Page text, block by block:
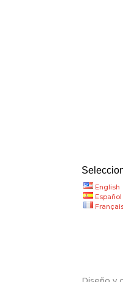
English
Español
Diseño y